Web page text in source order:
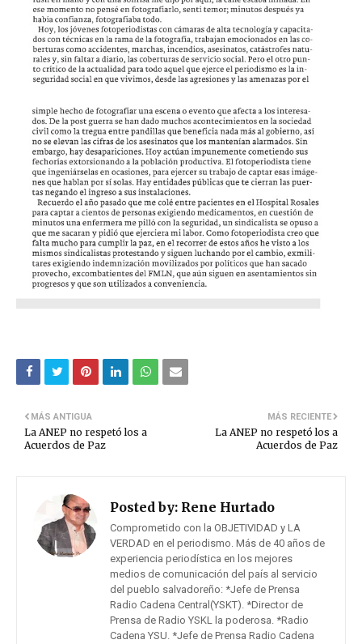
MÁS RECIENTE
La ANEP no respetó los a
Acuerdos de Paz
MÁS ANTIGUA
La ANEP no respetó los a
Acuerdos de Paz
Posted by: Rene Hurtado
Comprometido con la OBJETIVIDAD y LA
VERDAD en el periodismo. Más de 40 años de
experiencia periodística en los mejores
medios de comunicación del país al servicio
del pueblo salvadoreño: *Jefe de Prensa
Radio Cadena Central(YSKT). *Director de
Prensa de Radio YSKL la poderosa. *Radio
Cadena YSU. *Jefe de Prensa Radio Cadena